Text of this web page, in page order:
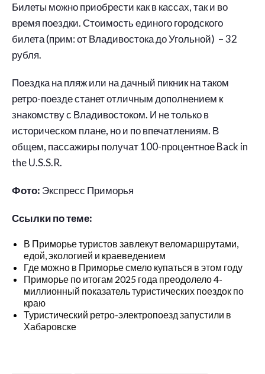
Билеты можно приобрести как в кассах, так и во
время поездки. Стоимость единого городского
билета (прим: от Владивостока до Угольной) – 32
рубля.
Поездка на пляж или на дачный пикник на таком
ретро-поезде станет отличным дополнением к
знакомству с Владивостоком. И не только в
историческом плане, но и по впечатлениям. В
общем, пассажиры получат 100-процентное Back in
the U.S.S.R.
Фото: Экспресс Приморья
Ссылки по теме:
В Приморье туристов завлекут веломаршрутами,
едой, экологией и краеведением
Где можно в Приморье смело купаться в этом году
Приморье по итогам 2025 года преодолело 4-
миллионный показатель туристических поездок по
краю
Туристический ретро-электропоезд запустили в
Хабаровске